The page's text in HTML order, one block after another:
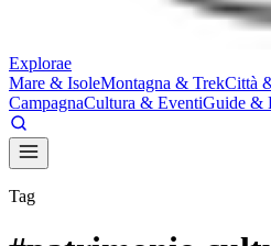
Explorae
Mare & IsoleMontagna & TrekCittà
CampagnaCultura & EventiGuide &
Tag